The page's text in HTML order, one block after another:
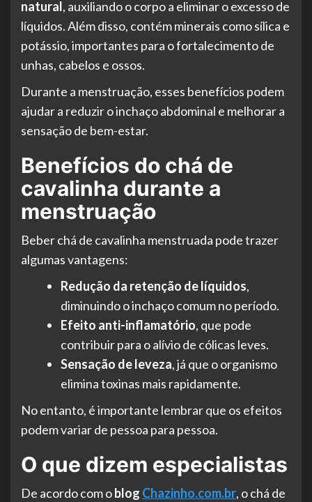
natural, auxiliando o corpo a eliminar o excesso de
líquidos. Além disso, contém minerais como sílica e
potássio, importantes para o fortalecimento de
unhas, cabelos e ossos.
Durante a menstruação, esses benefícios podem
ajudar a reduzir o inchaço abdominal e melhorar a
sensação de bem-estar.
Benefícios do chá de
cavalinha durante a
menstruação
Beber chá de cavalinha menstruada pode trazer
algumas vantagens:
Redução da retenção de líquidos,
diminuindo o inchaço comum no período.
Efeito anti-inflamatório, que pode
contribuir para o alívio de cólicas leves.
Sensação de leveza, já que o organismo
elimina toxinas mais rapidamente.
No entanto, é importante lembrar que os efeitos
podem variar de pessoa para pessoa.
O que dizem especialistas
De acordo com oblog Chazinho.com.br, o chá de